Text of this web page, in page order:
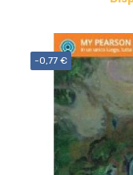
-0,77 €